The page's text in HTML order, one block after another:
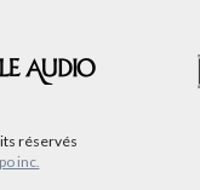
réservés
inc.